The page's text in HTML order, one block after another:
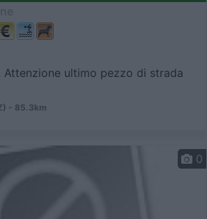
Attenzione ultimo pezzo di strada
- 85.3km
0